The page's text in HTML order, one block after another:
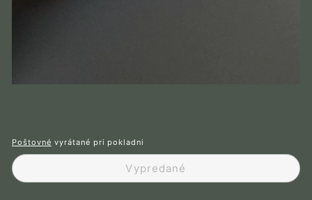
Poštovné vyrátané pri pokladni
Vypredané